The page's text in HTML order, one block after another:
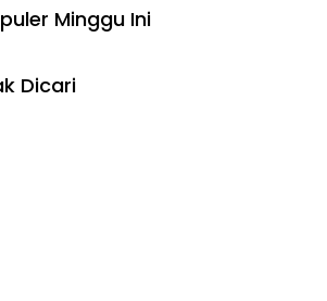
Minggu Ini
Dicari